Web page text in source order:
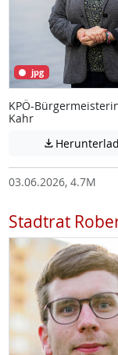
jpg
KPÖ-
Kahr

03.06.2026, 4.7M
Stadtrat